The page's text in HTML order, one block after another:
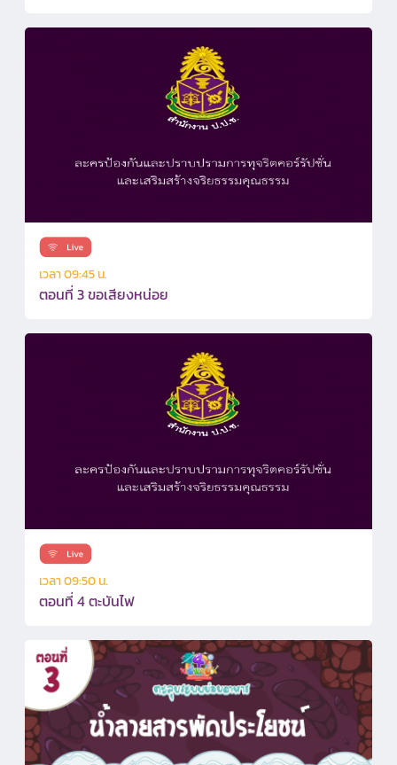
เวลา 09:45 น.
ตอนที่ 3 ขอเสียงหน่อย
เวลา 09:50 น.
ตอนที่ 4 ตะบันไฟ